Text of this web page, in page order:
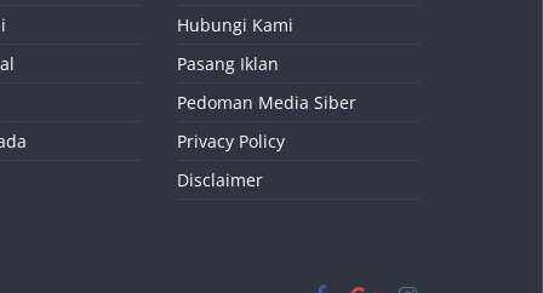
Hubungi Kami
Pasang Iklan
Pedoman Media Siber
Privacy Policy
Disclaimer